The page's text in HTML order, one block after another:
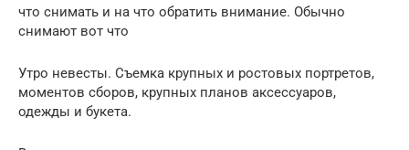
что снимать и на что обратить внимание. Обычно
снимают вот что
Утро невесты. Съемка крупных и ростовых портретов,
моментов сборов, крупных планов аксессуаров,
одежды и букета.